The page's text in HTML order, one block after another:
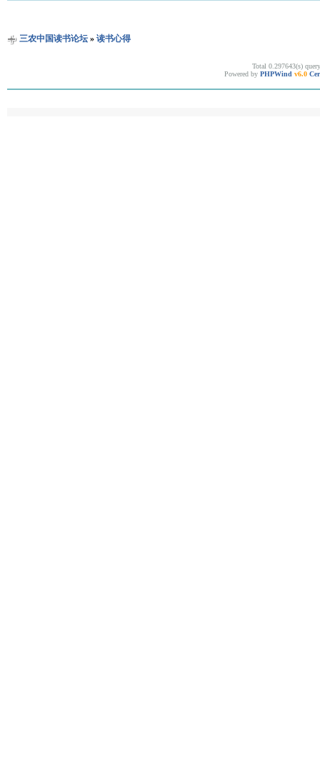
三农中国读书论坛» 读书心得
Total 0.297643(s)
Powered by PHPWind v6.0